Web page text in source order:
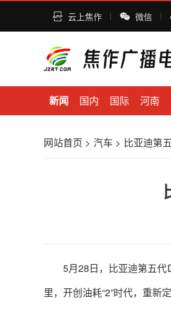
云上焦作 微信
新闻 国内 国际 河南
网站首页 > 汽车 > 比亚迪第
5月28日，比亚迪第五
里，开创油耗“2”时代，重新